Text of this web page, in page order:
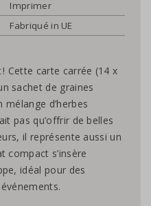
Imprimer
Fabriqué in UE
Cette carte carrée (14 x
sachet de graines
mélange d’herbes
pas qu’offrir de belles
il représente aussi un
compact s’insère
idéal pour des